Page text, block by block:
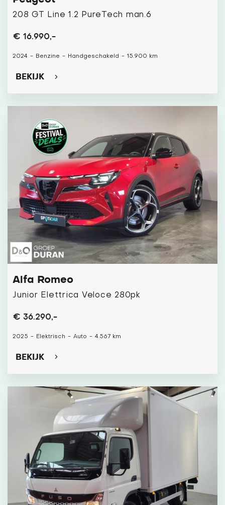
208 GT Line 1.2 PureTech man.6
€ 16.990,-
2024 - Benzine - Handgeschakeld - 15.900 km
BEKIJK
Alfa Romeo
Junior Elettrica Veloce 280pk
€ 36.290,-
2025 - Elektrisch - Auto - 4.567 km
BEKIJK